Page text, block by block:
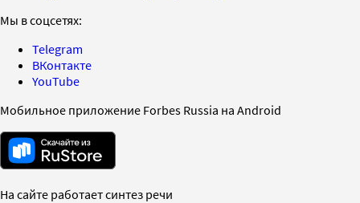
Мы в соцсетях:
Telegram
ВКонтакте
YouTube
Мобильное приложение Forbes Russia на Android
На сайте работает синтез речи